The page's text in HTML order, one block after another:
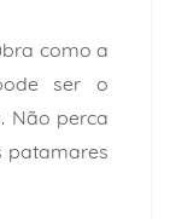
como a
ser o
Não perca
patamares